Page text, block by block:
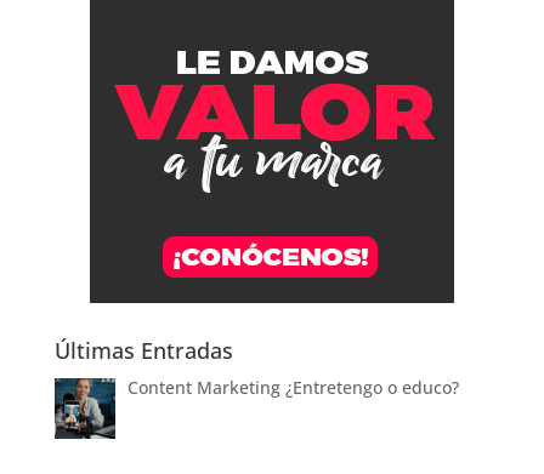
Últimas Entradas
Content Marketing ¿Entretengo o educo?